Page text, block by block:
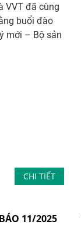
VVT đã cùng
buổi đào
mới – Bộ sản
CHI TIẾT
11/2025